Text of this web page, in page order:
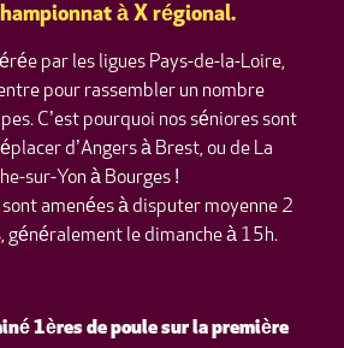
à X régional.
par les ligues Pays-de-la-Loire,
pour rassembler un nombre
C’est pourquoi nos séniores sont
d’Angers à Brest, ou de La
sur-Yon à Bourges !
sont amenées à disputer moyenne 2
généralement le dimanche à 15h.
1ères de poule sur la première